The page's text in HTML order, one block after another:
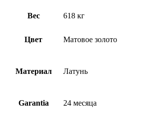
Вес 618 кг
Цвет Матовое золото
Материал Латунь
Garantia 24 месяца